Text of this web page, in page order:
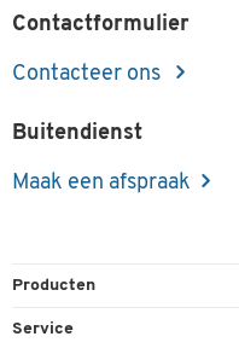
Contactformulier
Contacteer ons
Buitendienst
Maak een afspraak
Producten
Kantoorbenodigdheden
Service